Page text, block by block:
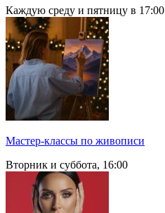
Каждую среду и пятницу в 17:00
Мастер-классы по живописи
Вторник и суббота, 16:00